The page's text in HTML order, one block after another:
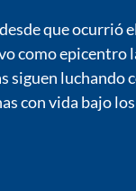
que ocurrió
como epicentro
siguen luchando
con vida bajo